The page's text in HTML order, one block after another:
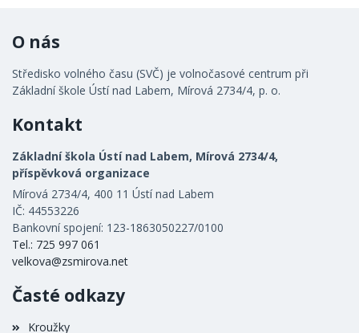
O nás
Středisko volného času (SVČ) je volnočasové centrum při
Základní škole Ústí nad Labem, Mírová 2734/4, p. o.
Kontakt
Základní škola Ústí nad Labem, Mírová 2734/4,
příspěvková organizace
Mírová 2734/4, 400 11 Ústí nad Labem
IČ: 44553226
Bankovní spojení: 123-1863050227/0100
Tel.: 725 997 061
velkova@zsmirova.net
Časté odkazy
Kroužky